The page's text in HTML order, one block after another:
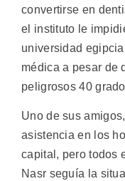
convertirse en
el instituto le
universidad
médica a pesar de
peligrosos 40
Uno de sus
asistencia en los
capital, pero todos
Nasr seguía la